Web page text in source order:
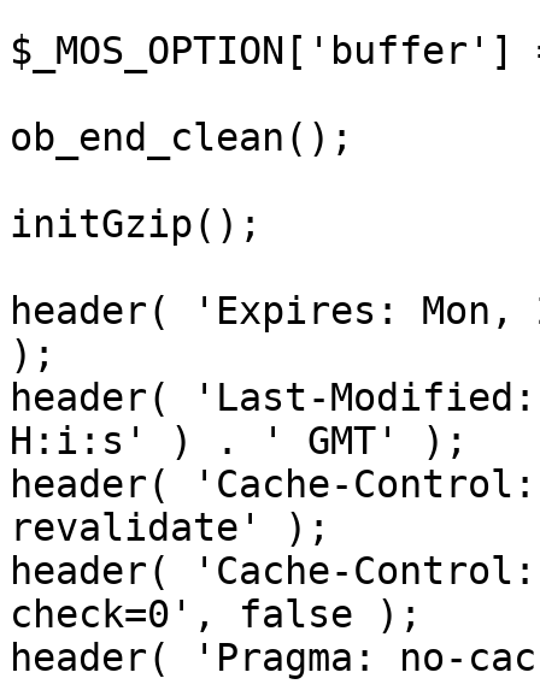
ob_end_clean();
initGzip();
header( 'Expires: Mon,
);
header( 'Last-
H:i:s' ) . ' GMT' );
header( 'Cache-
revalidate' );
header( 'Cache-
check=0', false );
header( 'Pragma: no-